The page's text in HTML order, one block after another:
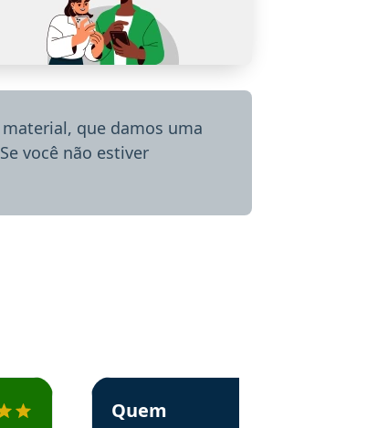
que damos uma
você não estiver
Concursos em depoimento
Estudante Alessandra recomenda o Aprova
Quem